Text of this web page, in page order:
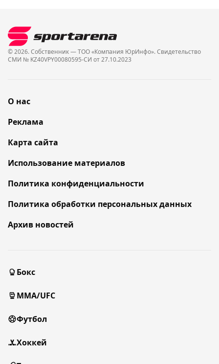
© 2026. Собственник — ТОО «Компания ЮрИнфо». Cвидетельство
СМИ № KZ40VPY00080595-СИ от 27.10.2023
О нас
Реклама
Карта сайта
Использование материалов
Политика конфиденциальности
Политика обработки персональных данных
Архив новостей
Бокс
MMA/UFC
Футбол
Хоккей